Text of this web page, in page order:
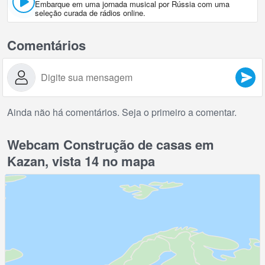
Embarque em uma jornada musical por Rússia com uma
seleção curada de rádios online.
Comentários
Ainda não há comentários. Seja o primeiro a comentar.
Webcam Construção de casas em
Kazan, vista 14 no mapa